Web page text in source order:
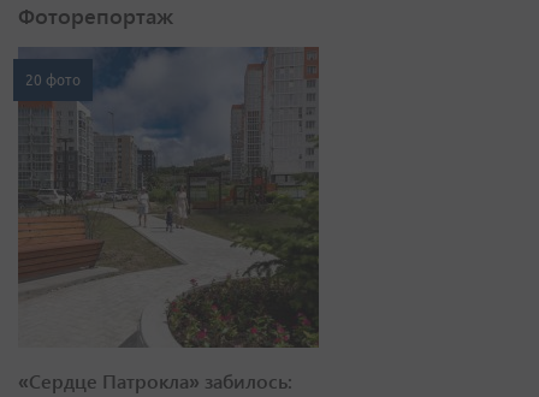
Фоторепортаж
20 фото
«Сердце Патрокла» забилось: